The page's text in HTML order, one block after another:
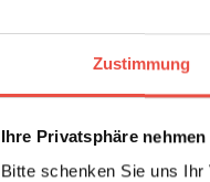
Zustimmung
Ihre Privatsphäre
Bitte schenken Sie uns